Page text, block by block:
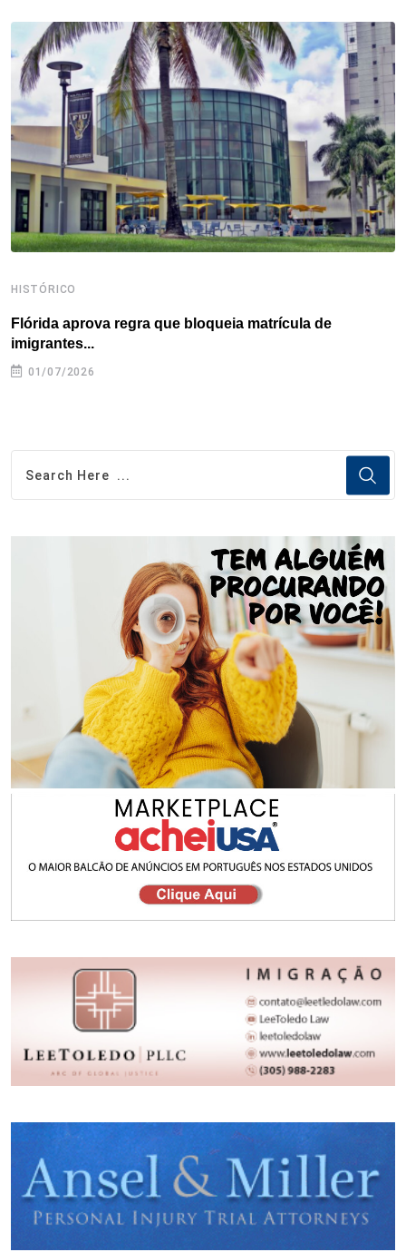
o
o
k
r
d
I
n
e
s
d
s
A
p
p
HISTÓRICO
Flórida aprova regra que bloqueia matrícula de
imigrantes...
01/07/2026